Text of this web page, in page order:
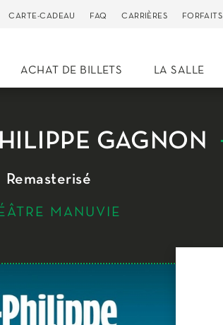
CARTE-CADEAU FAQ CARRIÈRES FORFAITS
ACHAT DE BILLETS LA SALLE
GAGNON
Remasterisé
MANUVIE